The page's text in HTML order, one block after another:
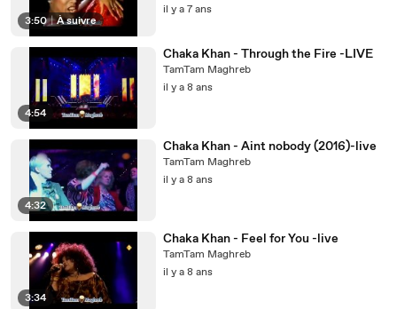
3:50 | À suivre
il y a 7 ans
4:54
Chaka Khan - Through the Fire -LIVE
TamTam Maghreb
il y a 8 ans
4:32
Chaka Khan - Aint nobody (2016)-live
TamTam Maghreb
il y a 8 ans
3:34
Chaka Khan - Feel for You -live
TamTam Maghreb
il y a 8 ans